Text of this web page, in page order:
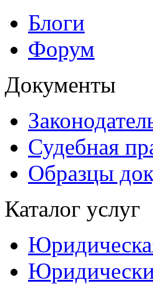
Блоги
Форум
Документы
Судебная
Образцы
Каталог услуг